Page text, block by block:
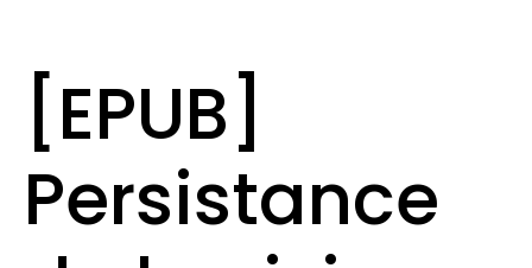
[EPUB]
Persistance